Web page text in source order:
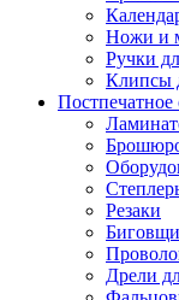
Ножи и
Ручки
Клипсы
Постпечатное
Резаки
Дрели